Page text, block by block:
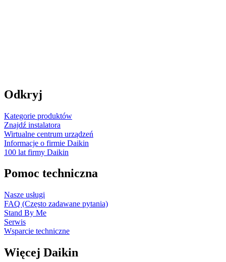
Odkryj
Kategorie produktów
Znajdź instalatora
Wirtualne centrum urządzeń
Informacje o firmie Daikin
100 lat firmy Daikin
Pomoc techniczna
Nasze usługi
FAQ (Często zadawane pytania)
Stand By Me
Serwis
Wsparcie techniczne
Więcej Daikin